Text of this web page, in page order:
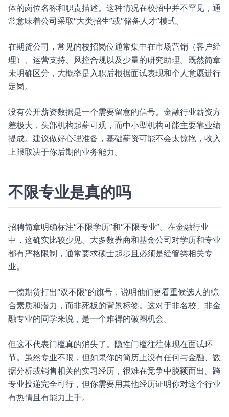
体的岗位名称和职责描述。这种情况在校招中并不罕见，通
常意味着公司采取“大类招生”或“储备人才”模式。
在期货公司，常见的校招岗位通常集中在市场营销（客户经
理）、运营支持、风控合规以及少量的研究助理。既然简章
未明确区分，大概率是入职后根据面试表现和个人意愿进行
定岗。
没有公开薪资数据是一个需要留意的信号。金融行业薪资方
差极大，头部机构起薪可观，而中小型机构可能主要靠业绩
提成。建议做好心理准备，基础薪资可能不会太惊艳，收入
上限取决于你后期的业务能力。
不限专业是真的吗
招聘简章明确标注“不限学历”和“不限专业”。在金融行业
中，这确实比较少见。大多数券商和基金公司对学历和专业
都有严格限制，通常要求硕士起步且必须是经管类相关专
业。
一德期货打出“双不限”的旗号，说明他们更看重候选人的综
合素质和潜力，而非死板的背景标签。这对于非名校、非金
融专业的同学来说，是一个难得的破圈机会。
但这不代表门槛真的消失了。隐性门槛往往体现在面试环
节。虽然专业不限，但如果你的简历上没有任何与金融、数
据分析或销售相关的实习经历，很难在竞争中脱颖而出。跨
专业投递完全可行，但你需要用其他经历证明你对这个行业
有热情且有能力上手。